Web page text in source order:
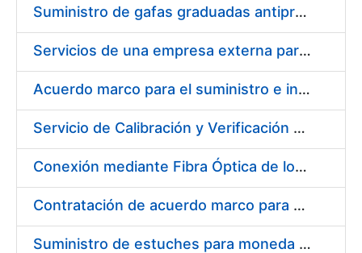
Suministro de gafas graduadas antiproyecciones para los trabajadores de la FNMT-RCM en los centros de trabajo de Madrid y Burgos
Servicios de una empresa externa para el asesoramiento y resolución de los recursos de alzada que se presentan relacionados con procesos de selección para la FNMT-RCM
Acuerdo marco para el suministro e instalación de persianas, estores y otros complementos
Servicio de Calibración y Verificación Externa de los Equipos de Medición del Servicio de Prevención de la FNMT-RCM
Conexión mediante Fibra Óptica de los Centros de Proceso de Datos (CPDs) de las sedes de la FNMT-RCM de Burgos y Madrid
Contratación de acuerdo marco para el Suministro de Material de Electricidad para la Fábrica Nacional de Moneda y Timbre-Real Casa de la Moneda en su centro de trabajo de Burgos
Suministro de estuches para moneda de 30 €